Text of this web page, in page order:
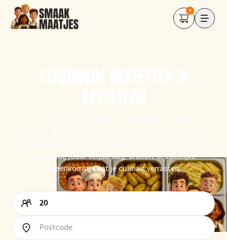
0
passen bij jouw verjaardag, bruiloft of zakelijke
bijeenkomst. Laat je culinair verrassen.